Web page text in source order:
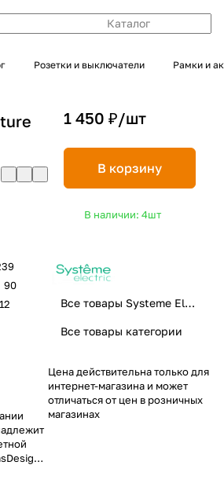
Каталог
Розетки и выключатели Рамки и
90
12
1 450 ₽/шт
В корзину
В наличии: 4шт
Все товары Systeme Electric
Все товары категории
Цена действительна только для
интернет-магазина и может
отличаться от цен в розничных
магазинах